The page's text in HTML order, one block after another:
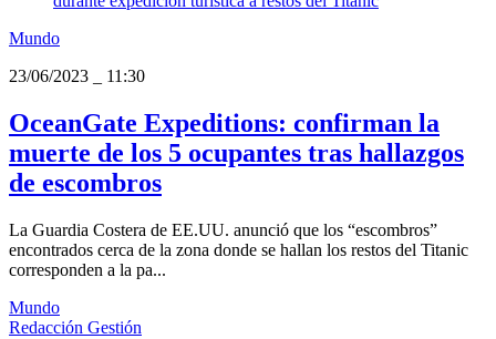
Mundo
23/06/2023
11:30
OceanGate Expeditions: confirman la
muerte de los 5 ocupantes tras hallazgos
de escombros
La Guardia Costera de EE.UU. anunció que los “escombros”
encontrados cerca de la zona donde se hallan los restos del Titanic
corresponden a la pa...
Mundo
Redacción Gestión